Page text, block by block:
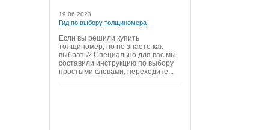
19.06.2023
Гид по выбору толщиномера
Если вы решили купить
толщиномер, но не знаете как
выбрать? Специально для вас мы
составили инструкцию по выбору
простыми словами, переходите...